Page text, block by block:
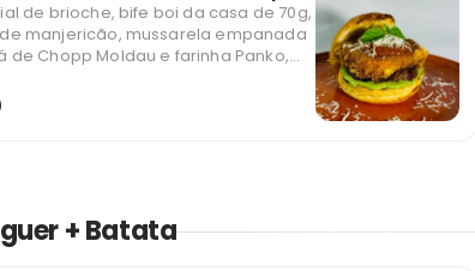
de brioche, bife boi da casa de 70g,
manjericão, mussarela empanada
de Chopp Moldau e farinha Panko,
fresco. SEM BATATA.
+ Batata